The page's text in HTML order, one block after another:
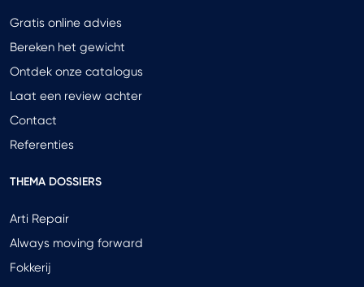
Gratis online advies
Bereken het gewicht
Ontdek onze catalogus
Laat een review achter
Contact
Referenties
THEMA DOSSIERS
Arti Repair
Always moving forward
Fokkerij